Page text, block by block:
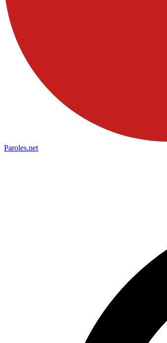
Paroles.net